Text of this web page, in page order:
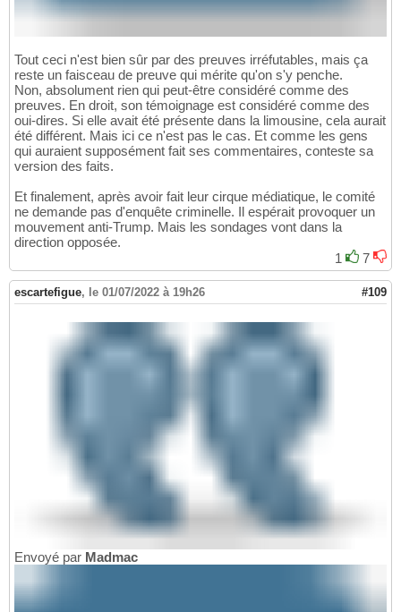
Tout ceci n'est bien sûr par des preuves irréfutables, mais ça
reste un faisceau de preuve qui mérite qu'on s'y penche.
Non, absolument rien qui peut-être considéré comme des
preuves. En droit, son témoignage est considéré comme des
oui-dires. Si elle avait été présente dans la limousine, cela aurait
été différent. Mais ici ce n'est pas le cas. Et comme les gens
qui auraient supposément fait ses commentaires, conteste sa
version des faits.
Et finalement, après avoir fait leur cirque médiatique, le comité
ne demande pas d'enquête criminelle. Il espérait provoquer un
mouvement anti-Trump. Mais les sondages vont dans la
direction opposée.
1
7
escartefigue, le 01/07/2022 à 19h26 #109
Envoyé par Madmac